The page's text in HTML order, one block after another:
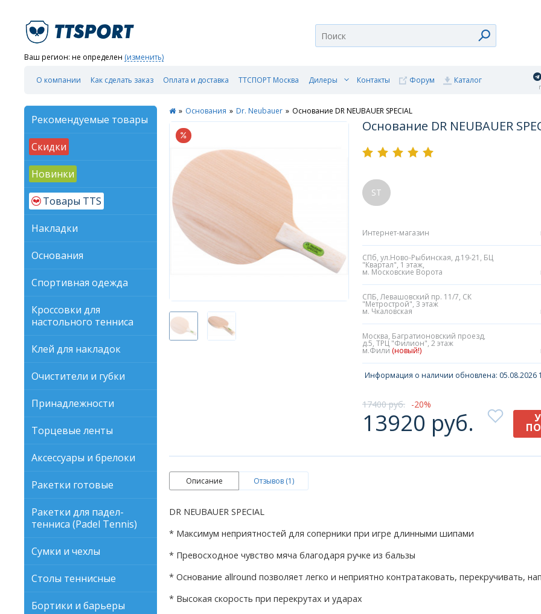
Ваш регион: не определен (изменить)
О компании Как сделать заказ Оплата и доставка ТТСПОРТ Москва Дилеры Контакты Форум Каталог
Рекомендуемые товары
Скидки
Новинки
Товары TTS
Накладки
Основания
Спортивная одежда
Кроссовки для
настольного тенниса
Клей для накладок
Очистители и губки
Принадлежности
Торцевые ленты
Аксессуары и брелоки
Ракетки готовые
Ракетки для падел-
тенниса (Padel Tennis)
Сумки и чехлы
Столы теннисные
Бортики и барьеры
» Основания » Dr. Neubauer » Основание DR NEUBAUER SPECIAL
Основание DR NEUBAUER
ST
Интернет-магазин
СПб, ул.Ново-Рыбинская, д.19-21, БЦ
"Квартал", 1 этаж,
м. Московские Ворота
СПБ, Левашовский пр. 11/7, СК
"Метрострой", 3 этаж
м. Чкаловская
Москва, Багратионовский проезд,
д.5, ТРЦ "Филион", 2 этаж
м.Фили (новый!)
Информация о наличии обновлена: 05.08.2026
17400 руб. 20
13920 руб.
Описание Отзывов (1)
DR NEUBAUER SPECIAL
* Максимум неприятностей для соперники при игре длинными шипами
* Превосходное чувство мяча благодаря ручке из бальзы
* Основание allround позволяет легко и неприятно контратаковать, перекручивать,
* Высокая скорость при перекрутах и ударах